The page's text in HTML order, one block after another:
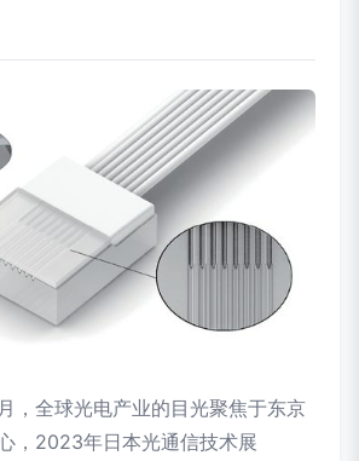
，全球光电产业的目光聚焦于东京
，2023年日本光通信技术展